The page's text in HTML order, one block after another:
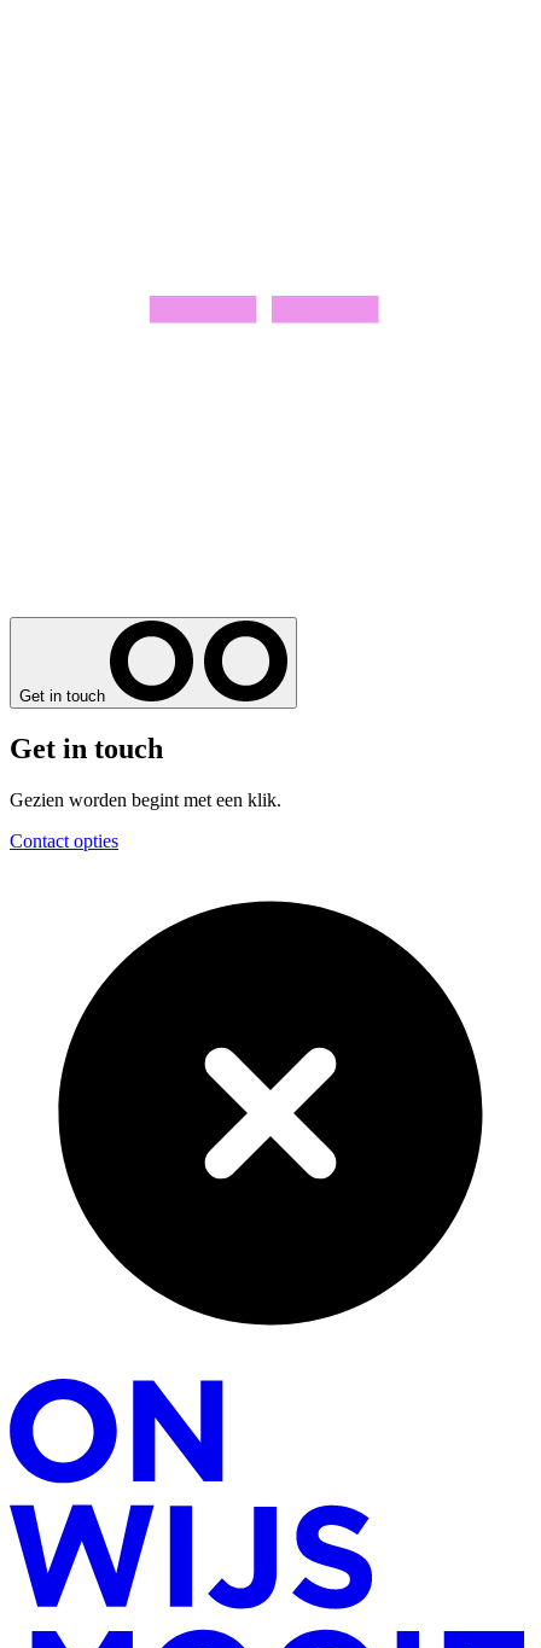
Get in touch
Get in touch
Gezien worden begint met een klik.
Contact opties